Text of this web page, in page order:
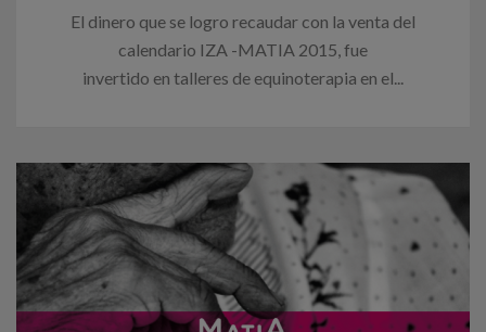
El dinero que se logro recaudar con la venta del
calendario IZA -MATIA 2015, fue
invertido en talleres de equinoterapia en el...